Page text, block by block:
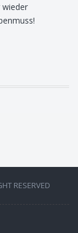
wieder
RESERVED